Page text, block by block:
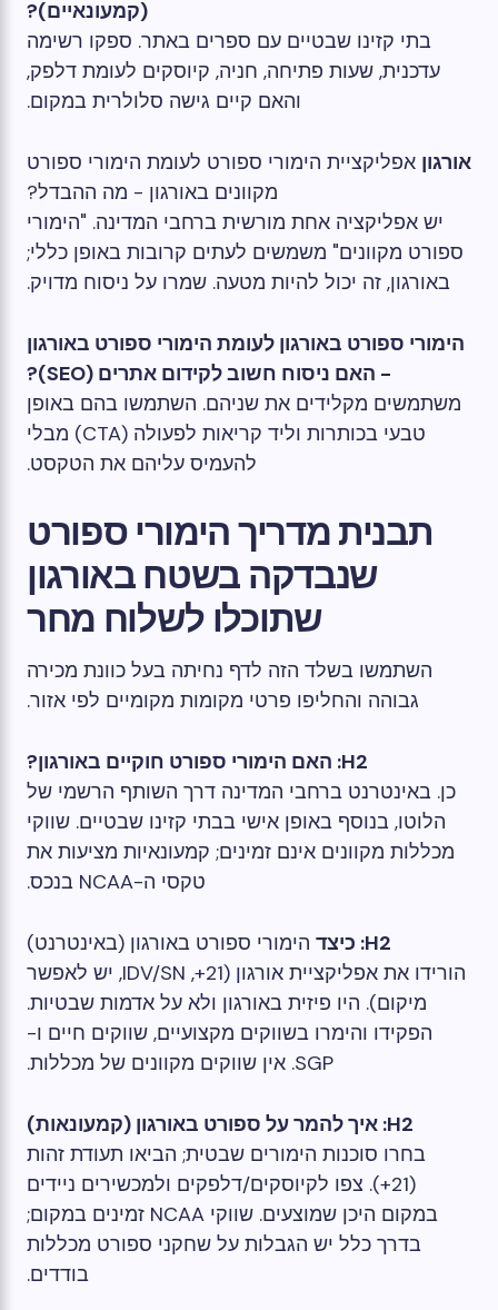
(קמעונאיים)?
בתי קזינו שבטיים עם ספרים באתר. ספקו רשימה
עדכנית, שעות פתיחה, חניה, קיוסקים לעומת דלפק,
והאם קיים גישה סלולרית במקום.
אורגון אפליקציית הימורי ספורט לעומת הימורי ספורט
מקוונים באורגון - מה ההבדל?
יש אפליקציה אחת מורשית ברחבי המדינה. "הימורי
ספורט מקוונים" משמשים לעתים קרובות באופן כללי;
באורגון, זה יכול להיות מטעה. שמרו על ניסוח מדויק.
הימורי ספורט באורגון לעומת הימורי ספורט באורגון
- האם ניסוח חשוב לקידום אתרים (SEO)?
משתמשים מקלידים את שניהם. השתמשו בהם באופן
טבעי בכותרות וליד קריאות לפעולה (CTA) מבלי
להעמיס עליהם את הטקסט.
תבנית מדריך הימורי ספורט
שנבדקה בשטח באורגון
שתוכלו לשלוח מחר
השתמשו בשלד הזה לדף נחיתה בעל כוונת מכירה
גבוהה והחליפו פרטי מקומות מקומיים לפי אזור.
H2: האם הימורי ספורט חוקיים באורגון?
כן. באינטרנט ברחבי המדינה דרך השותף הרשמי של
הלוטו, בנוסף באופן אישי בבתי קזינו שבטיים. שווקי
מכללות מקוונים אינם זמינים; קמעונאיות מציעות את
טקסי ה-NCAA בנכס.
H2: כיצד
הימורי ספורט באורגון (באינטרנט)
הורידו את אפליקציית אורגון (21+, IDV/SN, יש לאפשר
מיקום). היו פיזית באורגון ולא על אדמות שבטיות.
הפקידו והימרו בשווקים מקצועיים, שווקים חיים ו-
SGP. אין שווקים מקוונים של מכללות.
H2: איך להמר על ספורט באורגון (קמעונאות)
בחרו סוכנות הימורים שבטית; הביאו תעודת זהות
(21+). צפו לקיוסקים/דלפקים ולמכשירים ניידים
במקום היכן שמוצעים. שווקי NCAA זמינים במקום;
בדרך כלל יש הגבלות על שחקני ספורט מכללות
בודדים.